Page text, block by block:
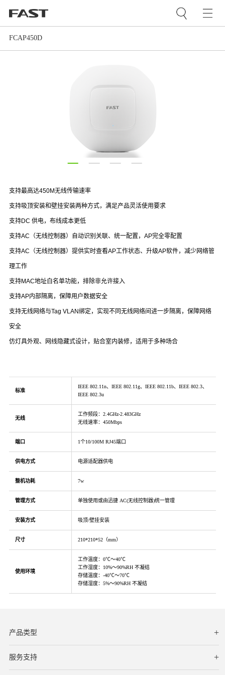
FCAP450D
支持最高达450M无线传输速率
支持吸顶安装和壁挂安装两种方式，满足产品灵活使用要求
支持DC 供电，布线成本更低
支持AC（无线控制器）自动识别关联、统一配置，AP完全零配置
支持AC（无线控制器）提供实时查看AP工作状态、升级AP软件，减少网络管
理工作
支持MAC地址白名单功能，排除非允许接入
支持AP内部隔离，保障用户数据安全
支持无线网络与Tag VLAN绑定，实现不同无线网络间进一步隔离，保障网络
安全
仿灯具外观、 网线隐藏式设计，贴合室内装修，适用于多种场合
标准
IEEE 802.11n、IEEE 802.11g、IEEE 802.11b、IEEE 802.3、
IEEE 802.3u
无线
工作频段：2.4GHz-2.483GHz
无线速率：450Mbps
端口 1个10/100M RJ45端口
供电方式 电源适配器供电
整机功耗 7w
管理方式 单独使用或由迅捷 AC(无线控制器)统一管理
安装方式 吸顶/壁挂安装
尺寸 210*210*52（mm）
使用环境
工作温度：0℃～40℃
工作湿度：10%～90%RH 不凝结
存储温度：-40℃～70℃
存储湿度：5%～90%RH 不凝结
产品类型
服务支持